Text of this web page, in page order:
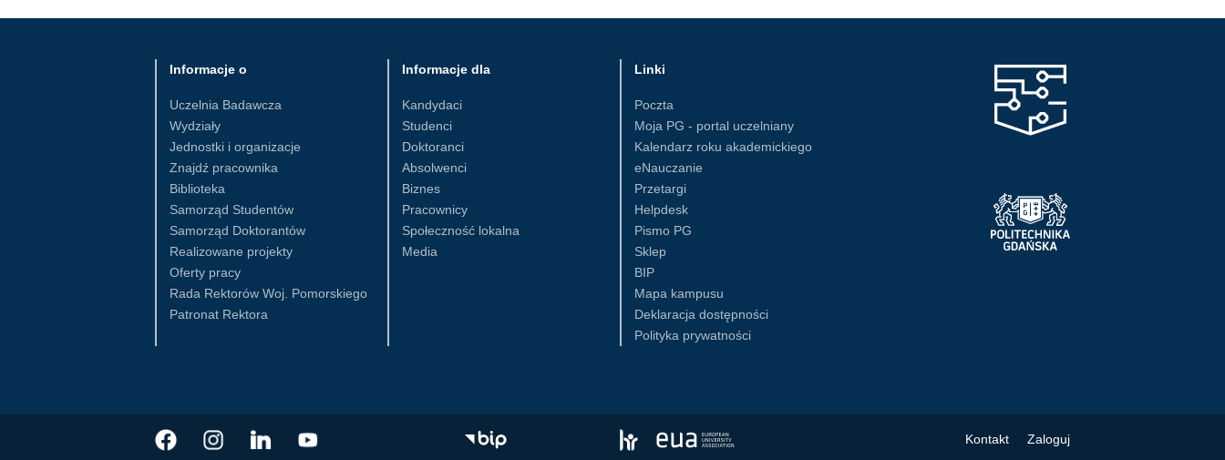
Informacje o
Uczelnia Badawcza
Wydziały
Jednostki i organizacje
Znajdź pracownika
Biblioteka
Samorząd Studentów
Samorząd Doktorantów
Realizowane projekty
Oferty pracy
Rada Rektorów Woj. Pomorskiego
Patronat Rektora
Informacje dla
Kandydaci
Studenci
Doktoranci
Absolwenci
Biznes
Pracownicy
Społeczność lokalna
Media
Linki
Poczta
Moja PG - portal uczelniany
Kalendarz roku akademickiego
eNauczanie
Przetargi
Helpdesk
Pismo PG
Sklep
BIP
Mapa kampusu
Deklaracja dostępności
Polityka prywatności
Kontakt Zaloguj